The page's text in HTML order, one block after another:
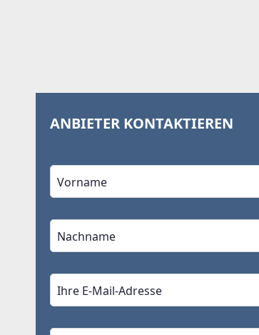
ANBIETER KONTAKTIEREN